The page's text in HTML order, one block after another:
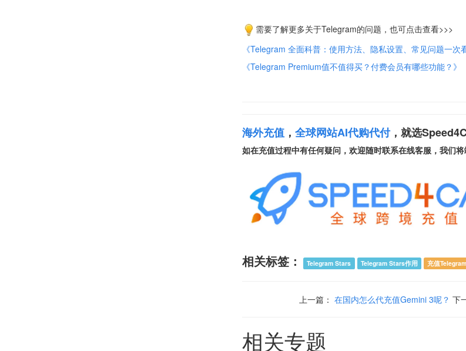
需要了解更多关于Telegram的问题，也可点击查看>>>
《Telegram 全面科普：使用方法、隐私设置、常见问题一次
《Telegram Premium值不值得买？付费会员有哪些功能？》
海外充值 ， 全球网站AI代购代付，就选
如在充值过程中有任何疑问，欢迎随时联系在线客服，我们将
相关标签： Telegram Stars Telegram Stars作用 充值
上一篇： 在国内怎么代充值Gemini 3呢？ 下
相关专题